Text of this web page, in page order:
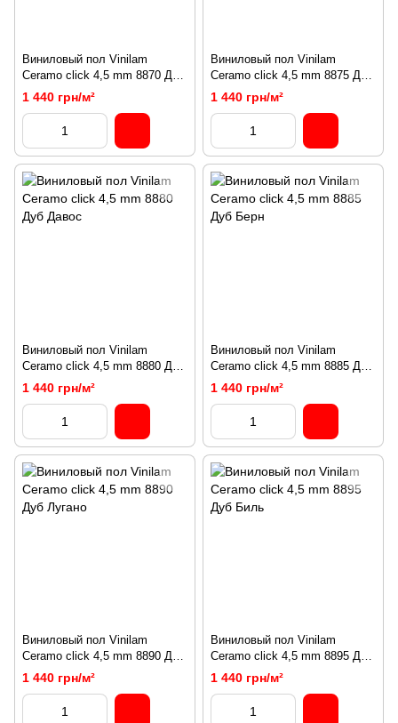
Виниловый пол Vinilam
Ceramo click 4,5 mm 8870 Дуб
Женева
1 440 грн/м²
Виниловый пол Vinilam
Ceramo click 4,5 mm 8875 Дуб
Цюрих
1 440 грн/м²
Виниловый пол Vinilam
Ceramo click 4,5 mm 8880 Дуб
Давос
1 440 грн/м²
Виниловый пол Vinilam
Ceramo click 4,5 mm 8885 Дуб
Берн
1 440 грн/м²
Виниловый пол Vinilam
Ceramo click 4,5 mm 8890 Дуб
Лугано
1 440 грн/м²
Виниловый пол Vinilam
Ceramo click 4,5 mm 8895 Дуб
Биль
1 440 грн/м²